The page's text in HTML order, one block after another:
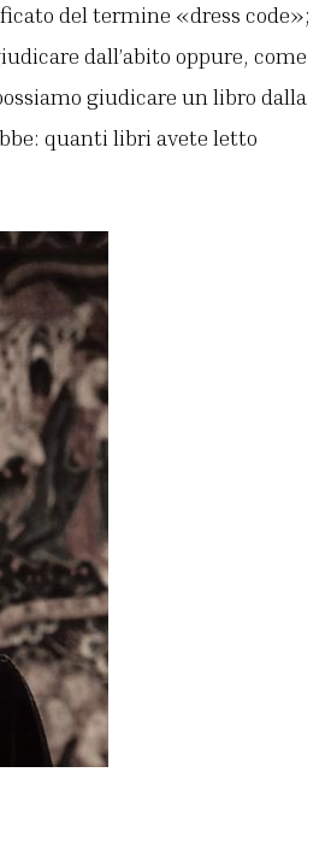
del termine «dress code»;
dall’abito oppure, come
giudicare un libro dalla
quanti libri avete letto